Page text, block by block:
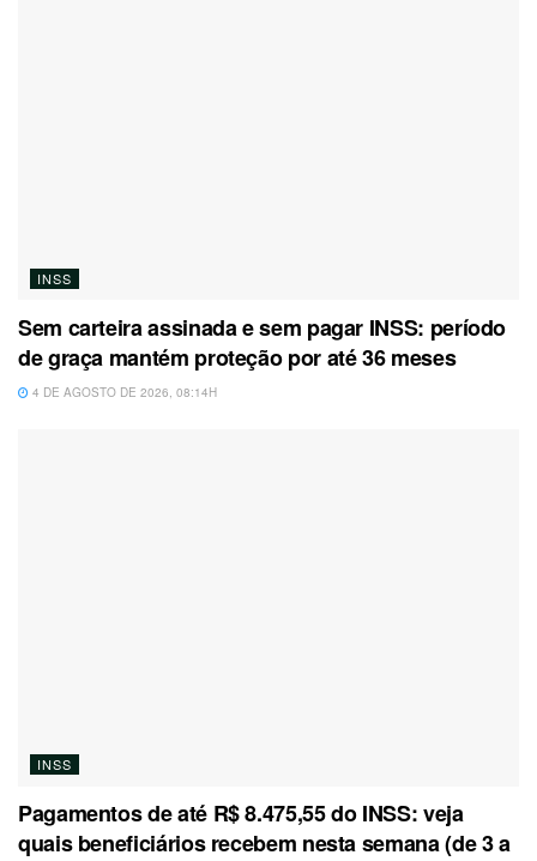
INSS
Sem carteira assinada e sem pagar INSS: período
de graça mantém proteção por até 36 meses
4 DE AGOSTO DE 2026, 08:14H
INSS
Pagamentos de até R$ 8.475,55 do INSS: veja
quais beneficiários recebem nesta semana (de 3 a